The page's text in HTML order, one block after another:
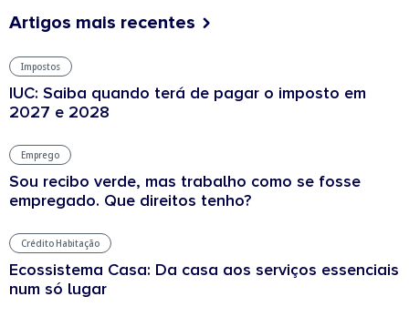
Artigos mais recentes
Impostos
IUC: Saiba quando terá de pagar o imposto em
2027 e 2028
Emprego
Sou recibo verde, mas trabalho como se fosse
empregado. Que direitos tenho?
Crédito Habitação
Ecossistema Casa: Da casa aos serviços essenciais
num só lugar